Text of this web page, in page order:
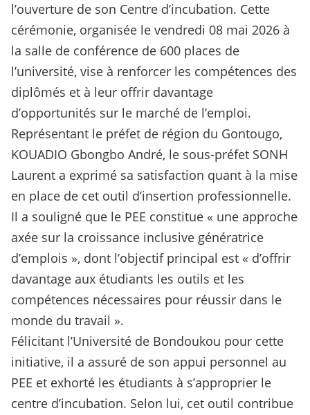
l’ouverture de son Centre d’incubation. Cette
cérémonie, organisée le vendredi 08 mai 2026 à
la salle de conférence de 600 places de
l’université, vise à renforcer les compétences des
diplômés et à leur offrir davantage
d’opportunités sur le marché de l’emploi.
Représentant le préfet de région du Gontougo,
KOUADIO Gbongbo André, le sous-préfet SONH
Laurent a exprimé sa satisfaction quant à la mise
en place de cet outil d’insertion professionnelle.
Il a souligné que le PEE constitue « une approche
axée sur la croissance inclusive génératrice
d’emplois », dont l’objectif principal est « d’offrir
davantage aux étudiants les outils et les
compétences nécessaires pour réussir dans le
monde du travail ».
Félicitant l’Université de Bondoukou pour cette
initiative, il a assuré de son appui personnel au
PEE et exhorté les étudiants à s’approprier le
centre d’incubation. Selon lui, cet outil contribue